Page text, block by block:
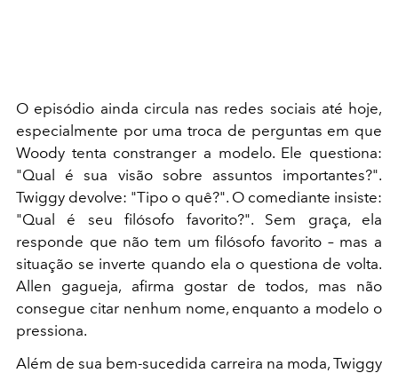
O episódio ainda circula nas redes sociais até hoje,
especialmente por uma troca de perguntas em que
Woody tenta constranger a modelo. Ele questiona:
"Qual é sua visão sobre assuntos importantes?".
Twiggy devolve: "Tipo o quê?". O comediante insiste:
"Qual é seu filósofo favorito?". Sem graça, ela
responde que não tem um filósofo favorito – mas a
situação se inverte quando ela o questiona de volta.
Allen gagueja, afirma gostar de todos, mas não
consegue citar nenhum nome, enquanto a modelo o
pressiona.
Além de sua bem-sucedida carreira na moda, Twiggy